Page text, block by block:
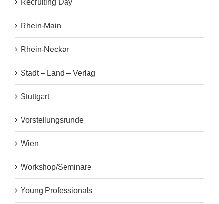
Recruiting Day
Rhein-Main
Rhein-Neckar
Stadt – Land – Verlag
Stuttgart
Vorstellungsrunde
Wien
Workshop/Seminare
Young Professionals